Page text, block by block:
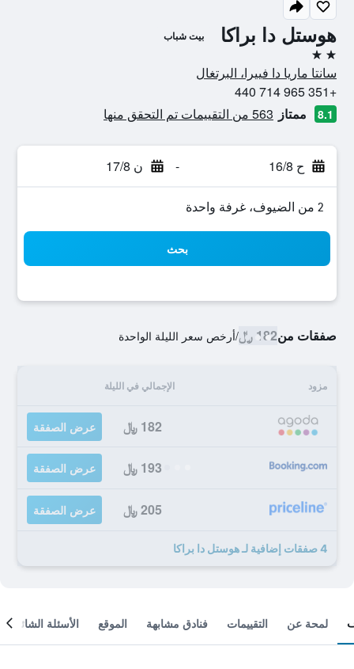
هوستل دا براكا بيت شباب
2 نجمتين
سانتا ماريا دا فييرا، البرتغال
+351 965 714 440
8.1 ممتاز 563 من التقييمات تم التحقق منها
ح 16/8 - ن 17/8
2 من الضيوف، غرفة واحدة
بحث
صفقات من182 ﷼ /أرخص سعر الليلة الواحدة
مزود الإجمالي في الليلة
182 ﷼ عرض الصفقة
193 ﷼ عرض الصفقة
205 ﷼ عرض الصفقة
4 صفقات إضافية لـ هوستل دا براكا
لمحة عن التقييمات فنادق مشابهة الموقع الأسئلة الشائعة